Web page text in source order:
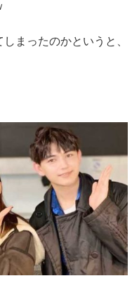
まったのかというと、